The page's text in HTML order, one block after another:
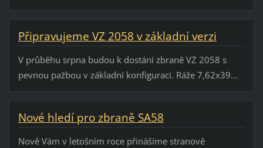
Připravujeme VZ 2058 v základní verzi
V průběhu srpna budou k dostání zbraně VZ 2058 s
pevnou pažbou v základní konfiguraci. Ráže 7,62x39...
Nové hledí pro zbraně SA58
Nově Vám v letošním roce přinášíme stranově